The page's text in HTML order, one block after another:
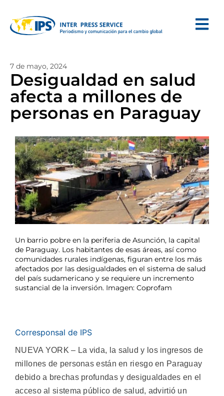
7 de mayo, 2024
Desigualdad en salud
afecta a millones de
personas en Paraguay
Un barrio pobre en la periferia de Asunción, la capital
de Paraguay. Los habitantes de esas áreas, así como
comunidades rurales indígenas, figuran entre los más
afectados por las desigualdades en el sistema de salud
del país sudamericano y se requiere un incremento
sustancial de la inversión. Imagen: Coprofam
Corresponsal de IPS
NUEVA YORK – La vida, la salud y los ingresos de
millones de personas están en riesgo en Paraguay
debido a brechas profundas y desigualdades en el
acceso al sistema público de salud, advirtió un